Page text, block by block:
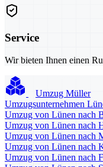
Service
Wir bieten Ihnen einen
Umzug Müller
Umzugsunternehmen
Umzug von Lünen nach
Umzug von Lünen nach
Umzug von Lünen nach
Umzug von Lünen nach
Umzug von Lünen nach